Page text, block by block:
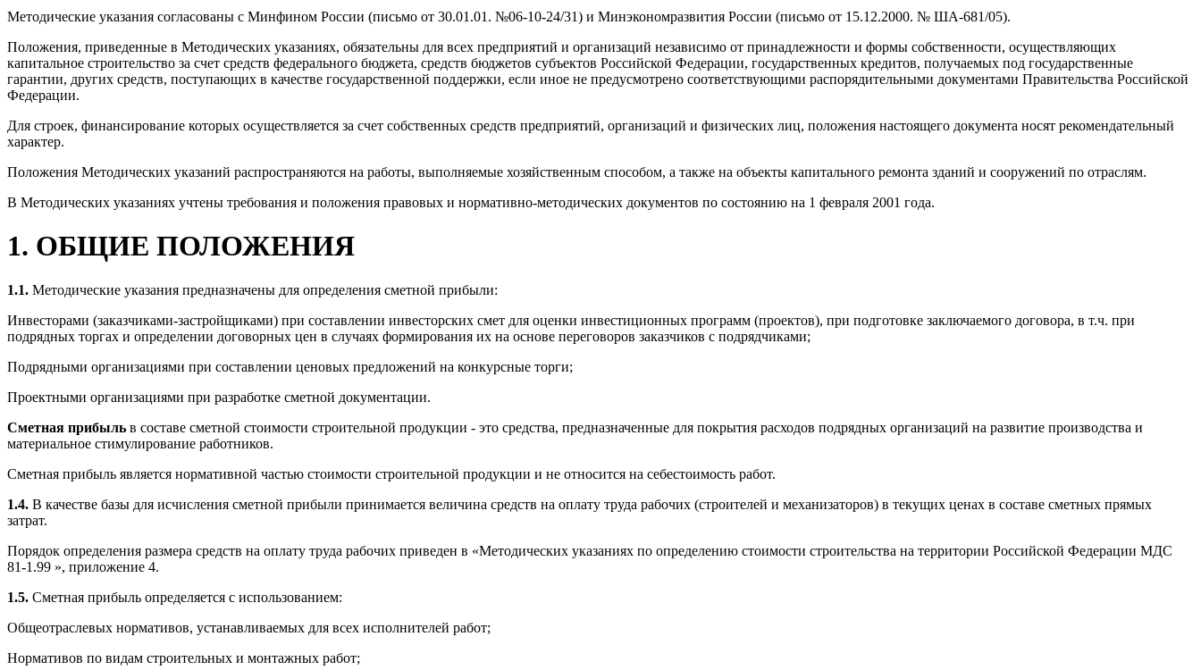
Методические указания согласованы с Минфином России (письмо от 30.01.01. №06-10-24/31) и Минэкономразвития России (письмо от 15.12.2000. № ША-681/05).
Положения, приведенные в Методических указаниях, обязательны для всех предприятий и организаций независимо от принадлежности и формы собственности, осуществляющих
капитальное строительство за счет средств федерального бюджета, средств бюджетов субъектов Российской Федерации, государственных кредитов, получаемых под государственные
гарантии, других средств, поступающих в качестве государственной поддержки, если иное не предусмотрено соответствующими распорядительными документами Правительства Российской
Федерации.
Для строек, финансирование которых осуществляется за счет собственных средств предприятий, организаций и физических лиц, положения настоящего документа носят рекомендательный
характер.
Положения Методических указаний распространяются на работы, выполняемые хозяйственным способом, а также на объекты капитального ремонта зданий и сооружений по отраслям.
В Методических указаниях учтены требования и положения правовых и нормативно-методических документов по состоянию на 1 февраля 2001 года.
1. ОБЩИЕ ПОЛОЖЕНИЯ
1.1. Методические указания предназначены для определения сметной прибыли:
Инвесторами (заказчиками-застройщиками) при составлении инвесторских смет для оценки инвестиционных программ (проектов), при подготовке заключаемого договора, в т.ч. при
подрядных торгах и определении договорных цен в случаях формирования их на основе переговоров заказчиков с подрядчиками;
Подрядными организациями при составлении ценовых предложений на конкурсные торги;
Проектными организациями при разработке сметной документации.
Сметная прибыль в составе сметной стоимости строительной продукции - это средства, предназначенные для покрытия расходов подрядных организаций на развитие производства и
материальное стимулирование работников.
Сметная прибыль является нормативной частью стоимости строительной продукции и не относится на себестоимость работ.
1.4. В качестве базы для исчисления сметной прибыли принимается величина средств на оплату труда рабочих (строителей и механизаторов) в текущих ценах в составе сметных прямых
затрат.
Порядок определения размера средств на оплату труда рабочих приведен в «Методических указаниях по определению стоимости строительства на территории Российской Федерации МДС
81-1.99 », приложение 4.
1.5. Сметная прибыль определяется с использованием:
Общеотраслевых нормативов, устанавливаемых для всех исполнителей работ;
Нормативов по видам строительных и монтажных работ;